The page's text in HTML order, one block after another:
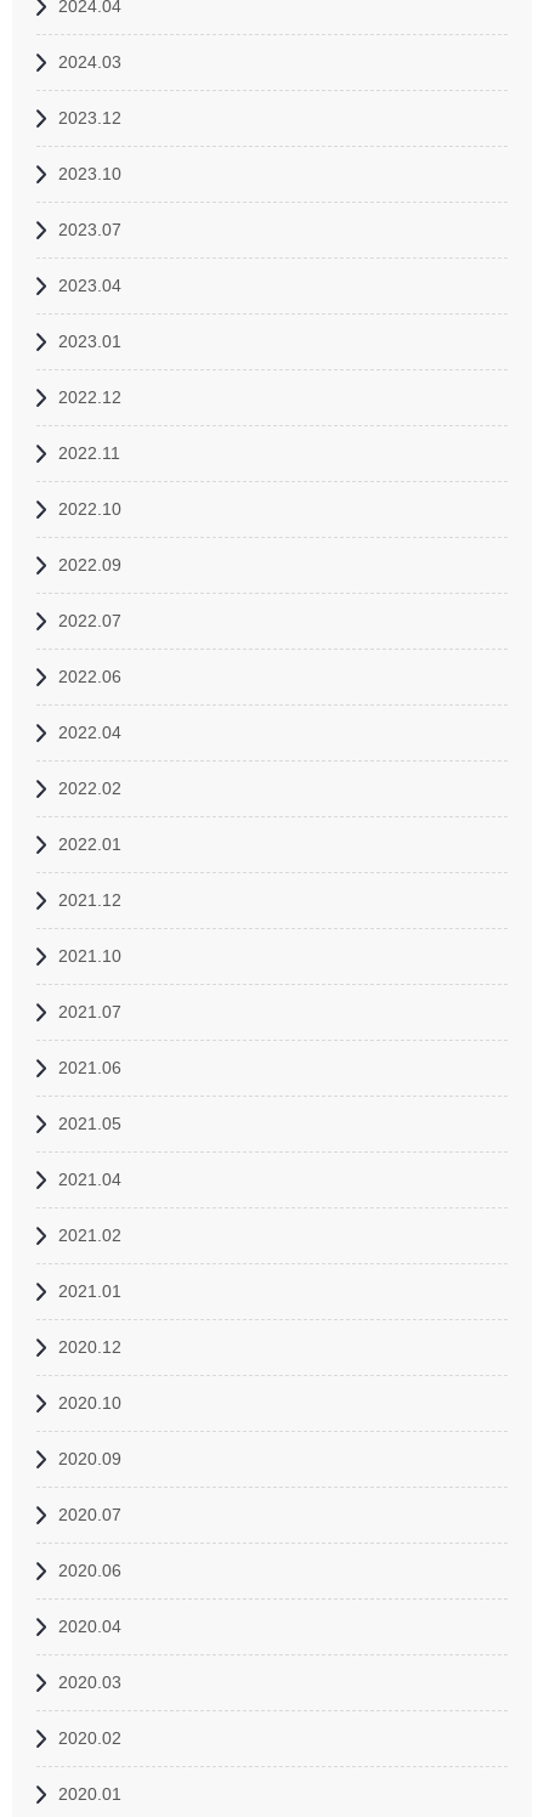
2024.04
2024.03
2023.12
2023.10
2023.07
2023.04
2023.01
2022.12
2022.11
2022.10
2022.09
2022.07
2022.06
2022.04
2022.02
2022.01
2021.12
2021.10
2021.07
2021.06
2021.05
2021.04
2021.02
2021.01
2020.12
2020.10
2020.09
2020.07
2020.06
2020.04
2020.03
2020.02
2020.01